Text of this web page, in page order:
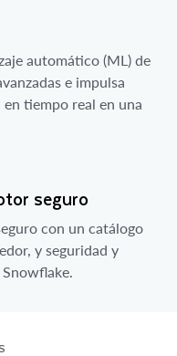
automático (ML) de
e impulsa
tiempo real en una
seguro
con un catálogo
y seguridad y